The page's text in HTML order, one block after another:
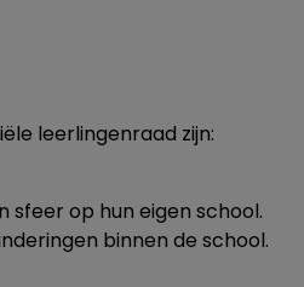
leerlingenraad zijn:
op hun eigen school.
binnen de school.